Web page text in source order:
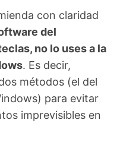
con claridad
del
no lo uses a la
. Es decir,
métodos (el del
para evitar
imprevisibles en